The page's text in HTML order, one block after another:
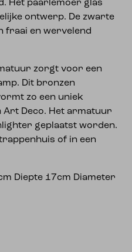
Het paarlemoer glas
ontwerp. De zwarte
fraai en wervelend
zorgt voor een
Dit bronzen
zo een uniek
Art Deco. Het armatuur
geplaatst worden.
of in een
Diepte 17cm Diameter